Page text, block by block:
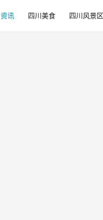
资讯 四川美食 四川风景区